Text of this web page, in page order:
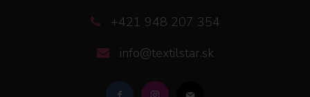
+421 948 207 354
info@textilstar.sk